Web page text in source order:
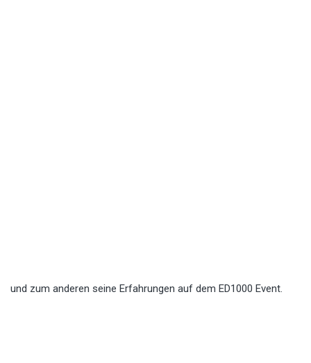
und zum anderen seine Erfahrungen auf dem ED1000 Event.